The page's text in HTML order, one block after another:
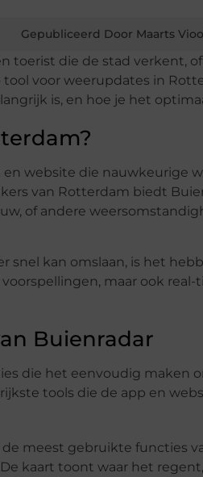
Gepubliceerd Door Maarts
toerist die de stad verkent,
voor weerupdates in
is, en hoe je het
en website die nauwkeurige
van Rotterdam biedt
of andere
snel kan omslaan, is het
maar ook
Buienradar
die het eenvoudig maken
tools die de app en
meest gebruikte functies
kaart toont waar het